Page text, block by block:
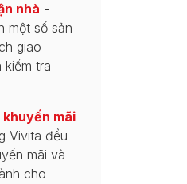
nhà -
một số sản
giao
kiểm tra
mãi
Vivita đều
mãi và
cho